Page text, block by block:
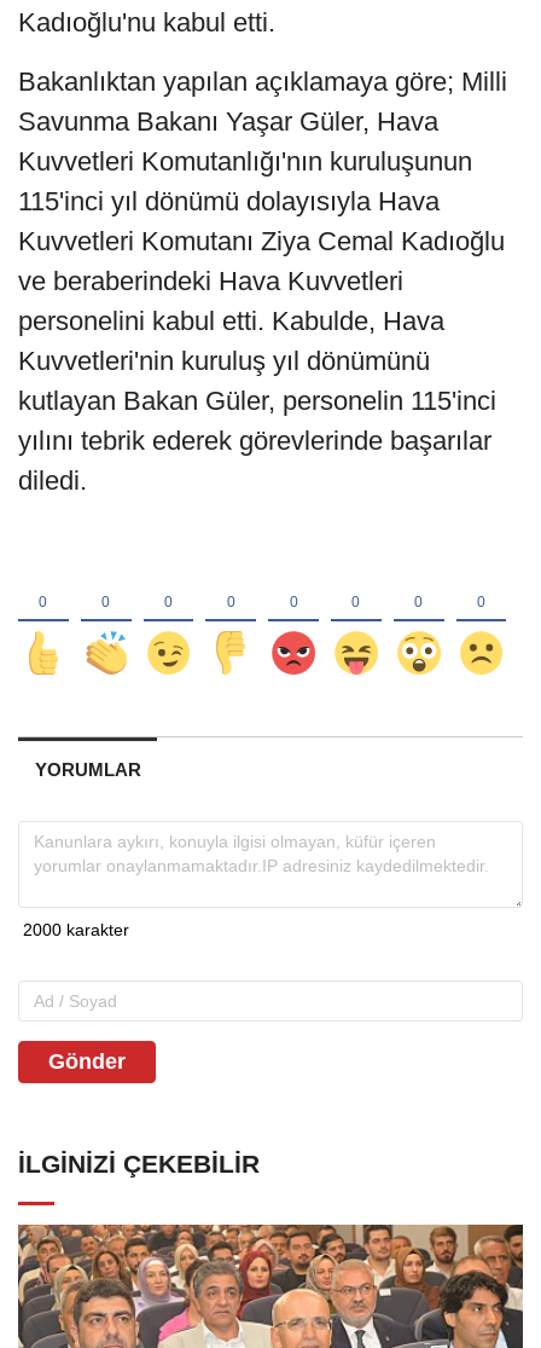
Kadıoğlu'nu kabul etti.
Bakanlıktan yapılan açıklamaya göre; Milli
Savunma Bakanı Yaşar Güler, Hava
Kuvvetleri Komutanlığı'nın kuruluşunun
115'inci yıl dönümü dolayısıyla Hava
Kuvvetleri Komutanı Ziya Cemal Kadıoğlu
ve beraberindeki Hava Kuvvetleri
personelini kabul etti. Kabulde, Hava
Kuvvetleri'nin kuruluş yıl dönümünü
kutlayan Bakan Güler, personelin 115'inci
yılını tebrik ederek görevlerinde başarılar
diledi.
YORUMLAR
Gönder
İLGINIZI ÇEKEBILIR